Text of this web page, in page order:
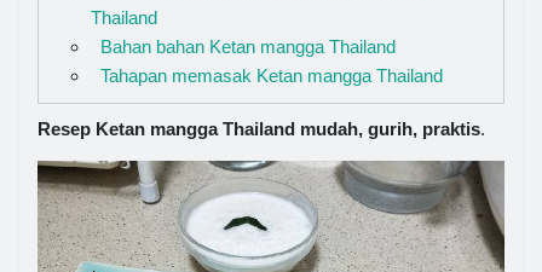
Thailand
Bahan bahan Ketan mangga Thailand
Tahapan memasak Ketan mangga Thailand
Resep Ketan mangga Thailand mudah, gurih, praktis.